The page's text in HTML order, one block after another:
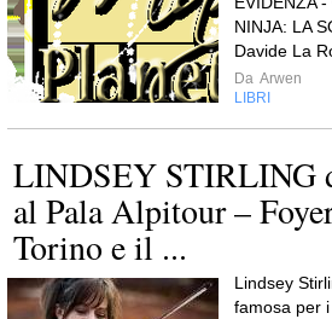
NINJA: LA
Davide La
Da Arwen
LIBRI
LINDSEY STIRLING
al Pala Alpitour –
Torino e il ...
Lindsey
famosa per